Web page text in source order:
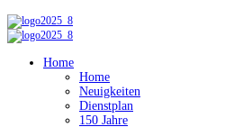
Home
Home
Neuigkeiten
Dienstplan
150 Jahre